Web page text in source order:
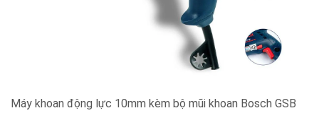
Máy khoan động lực 10mm kèm bộ mũi khoan Bosch GSB